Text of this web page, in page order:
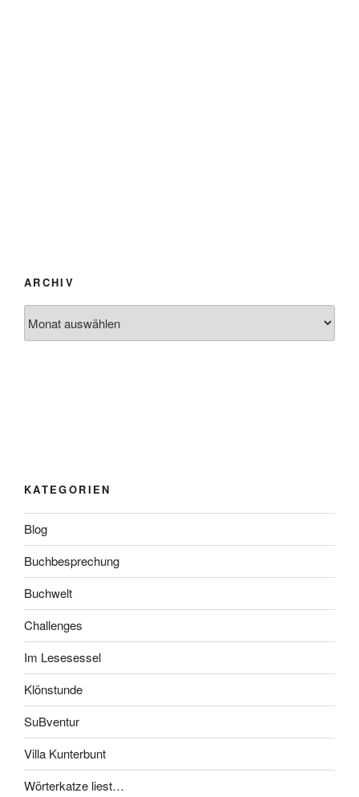
ARCHIV
KATEGORIEN
Blog
Buchbesprechung
Buchwelt
Challenges
Im Lesesessel
Klönstunde
SuBventur
Villa Kunterbunt
Wörterkatze liest…